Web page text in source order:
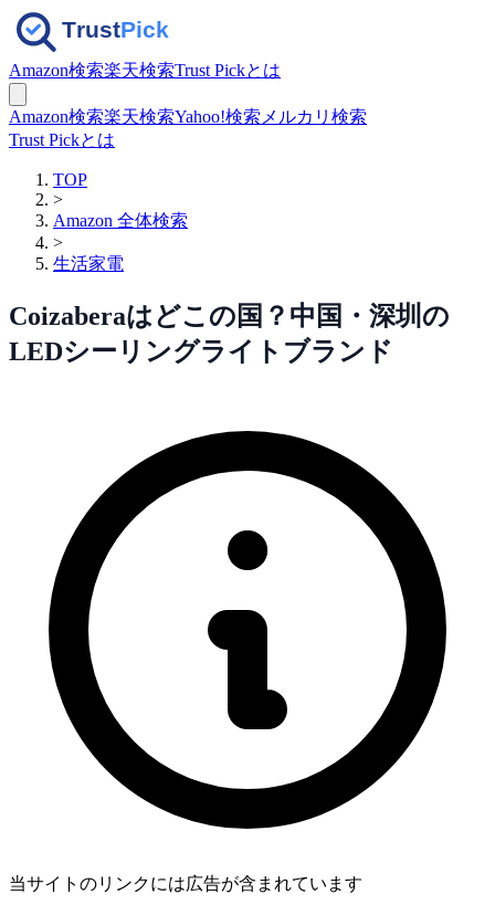
Amazon検索楽天検索Trust Pickとは
Amazon検索楽天検索Yahoo!検索 メルカリ検索
Trust Pickとは
TOP
>
Amazon 全体検索
>
生活家電
Coizaberaはどこの国？中国・深圳の
LEDシーリングライトブランド
当サイトのリンクには広告が含まれています